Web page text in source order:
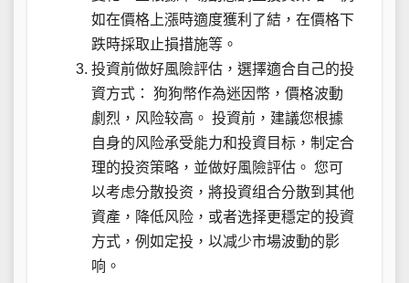
如在價格上漲時適度獲利了結，在價格下
跌時採取止損措施等。
投資前做好風險評估，選擇適合自己的投
資方式： 狗狗幣作為迷因幣，價格波動
劇烈，风险较高。 投資前，建議您根據
自身的风险承受能力和投資目标，制定合
理的投资策略，並做好風險評估。 您可
以考虑分散投资，將投資组合分散到其他
資產，降低风险，或者选择更穩定的投資
方式，例如定投，以减少市場波動的影
响。